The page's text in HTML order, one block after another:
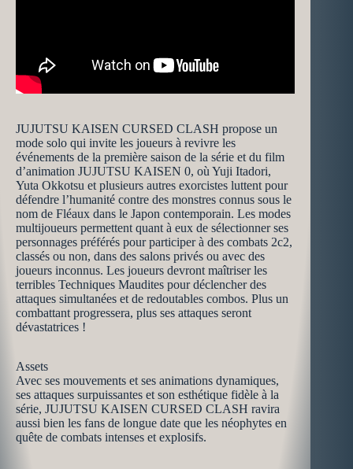
JUJUTSU KAISEN CURSED CLASH propose un
mode solo qui invite les joueurs à revivre les
événements de la première saison de la série et du film
d’animation JUJUTSU KAISEN 0, où Yuji Itadori,
Yuta Okkotsu et plusieurs autres exorcistes luttent pour
défendre l’humanité contre des monstres connus sous le
nom de Fléaux dans le Japon contemporain. Les modes
multijoueurs permettent quant à eux de sélectionner ses
personnages préférés pour participer à des combats 2c2,
classés ou non, dans des salons privés ou avec des
joueurs inconnus. Les joueurs devront maîtriser les
terribles Techniques Maudites pour déclencher des
attaques simultanées et de redoutables combos. Plus un
combattant progressera, plus ses attaques seront
dévastatrices !
Assets
Avec ses mouvements et ses animations dynamiques,
ses attaques surpuissantes et son esthétique fidèle à la
série, JUJUTSU KAISEN CURSED CLASH ravira
aussi bien les fans de longue date que les néophytes en
quête de combats intenses et explosifs.